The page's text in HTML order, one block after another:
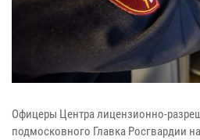
Офицеры Центра лицензионно-
подмосковного Главка Росгвардии